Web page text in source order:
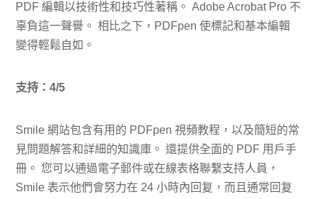
PDF 編輯以技術性和技巧性著稱。 Adobe Acrobat Pro 不
辜負這一聲譽。 相比之下，PDFpen 使標記和基本編輯
變得輕鬆自如。
支持：4/5
Smile 網站包含有用的 PDFpen 視頻教程，以及簡短的常
見問題解答和詳細的知識庫。 還提供全面的 PDF 用戶手
冊。 您可以通過電子郵件或在線表格聯繫支持人員，
Smile 表示他們會努力在 24 小時內回复，而且通常回复